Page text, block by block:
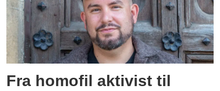
Fra homofil aktivist til